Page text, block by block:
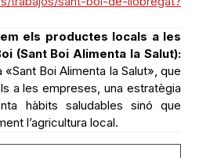
(Sant Boi Alimenta la Salut):
Boi Alimenta la Salut», que
a les empreses, una estratègia
hàbits saludables sinó que
l’agricultura local.